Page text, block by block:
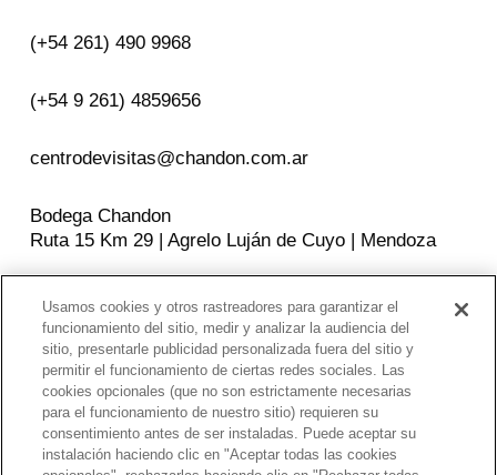
(+54 261) 490 9968
(+54 9 261) 4859656
centrodevisitas@chandon.com.ar
Bodega Chandon
Ruta 15 Km 29 | Agrelo Luján de Cuyo | Mendoza
SEGUINOS EN
Facebook
Instagram
YouTube
POLITICAS DE PRIVACIDAD
Usamos cookies y otros rastreadores para garantizar el
funcionamiento del sitio, medir y analizar la audiencia del
sitio, presentarle publicidad personalizada fuera del sitio y
permitir el funcionamiento de ciertas redes sociales. Las
cookies opcionales (que no son estrictamente necesarias
para el funcionamiento de nuestro sitio) requieren su
consentimiento antes de ser instaladas. Puede aceptar su
instalación haciendo clic en "Aceptar todas las cookies